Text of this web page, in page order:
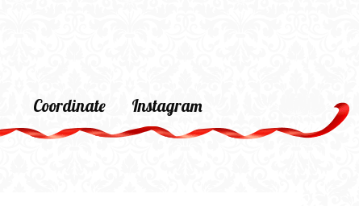
Coordinate Instagram